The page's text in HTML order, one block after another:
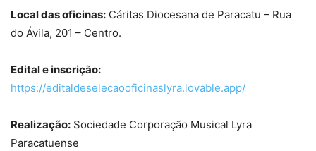
Local das oficinas: Cáritas Diocesana de Paracatu – Rua
do Ávila, 201 – Centro.
Edital e inscrição:
https://editaldeselecaooficinaslyra.lovable.app/
Realização: Sociedade Corporação Musical Lyra
Paracatuense